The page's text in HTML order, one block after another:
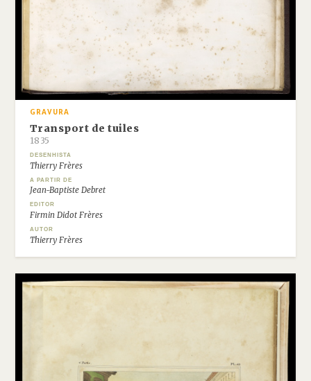
GRAVURA
Transport de tuiles
1835
DESENHISTA
Thierry Frères
A PARTIR DE
Jean-Baptiste Debret
EDITOR
Firmin Didot Frères
AUTOR
Thierry Frères